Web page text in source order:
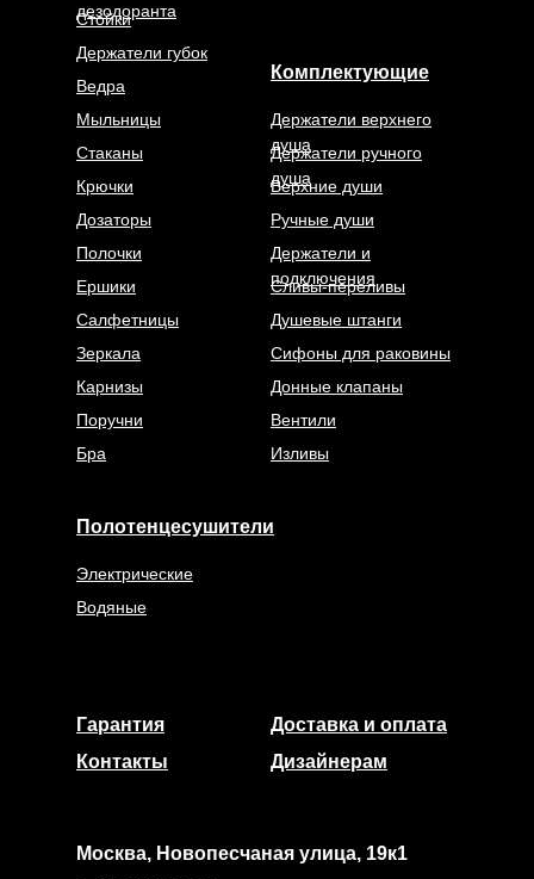
Держатели верхнего
душа
Комплектующие
Дизайнерам
Доставка и оплата
Гарантия
Контакты
Полотенцесушители
Электрические
Водяные
Держатели и
подключения
Держатели ручного
душа
Верхние души
Ручные души
Сливы-переливы
Душевые штанги
Сифоны для раковины
Изливы
Салфетницы
Ведра
Ершики
Полочки
Бра
Зеркала
Поручни
Карнизы
Дозаторы
Крючки
Стаканы
Держатели губок
дезодоранта
Стойки
Мыльницы
Вентили
Донные клапаны
Москва, Новопесчаная улица, 19к1